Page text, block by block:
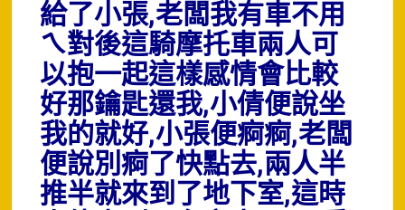
給了小張,老闆我有車不用
ㄟ對後這騎摩托車兩人可
以抱一起這樣感情會比較
好那鑰匙還我,小倩便說坐
我的就好,小張便痾痾,老闆
便說別痾了快點去,兩人半
推半就來到了地下室,這時